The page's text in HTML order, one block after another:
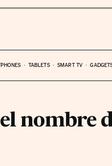
TABLETS SMART TV
nombre